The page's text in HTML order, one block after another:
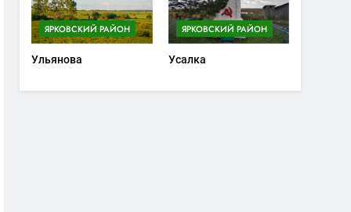
ЯРКОВСКИЙ РАЙОН
Ульянова
ЯРКОВСКИЙ РАЙОН
Усалка